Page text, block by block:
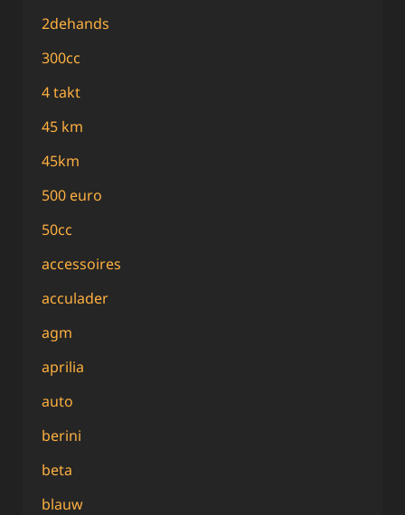
2dehands
300cc
4 takt
45 km
45km
500 euro
50cc
accessoires
acculader
agm
aprilia
auto
berini
beta
blauw